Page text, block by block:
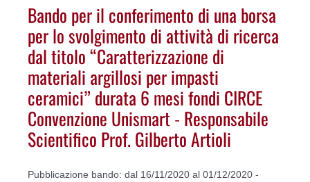
Bando per il conferimento di una borsa
per lo svolgimento di attività di ricerca
dal titolo “Caratterizzazione di
materiali argillosi per impasti
ceramici” durata 6 mesi fondi CIRCE
Convenzione Unismart - Responsabile
Scientifico Prof. Gilberto Artioli
Pubblicazione bando: dal 16/11/2020 al 01/12/2020 -